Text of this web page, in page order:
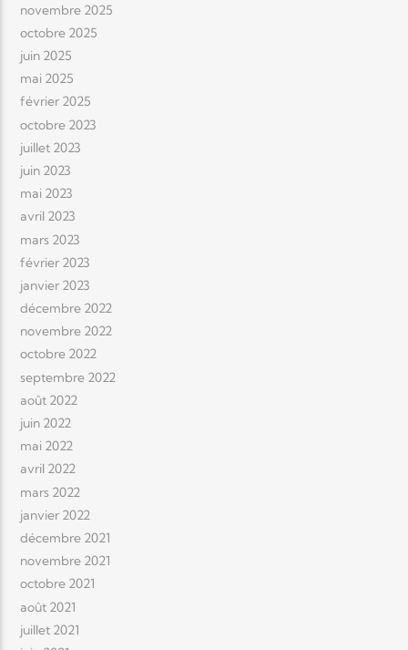
novembre 2025
octobre 2025
juin 2025
mai 2025
février 2025
octobre 2023
juillet 2023
juin 2023
mai 2023
avril 2023
mars 2023
février 2023
janvier 2023
décembre 2022
novembre 2022
octobre 2022
septembre 2022
août 2022
juin 2022
mai 2022
avril 2022
mars 2022
janvier 2022
décembre 2021
novembre 2021
octobre 2021
août 2021
juillet 2021